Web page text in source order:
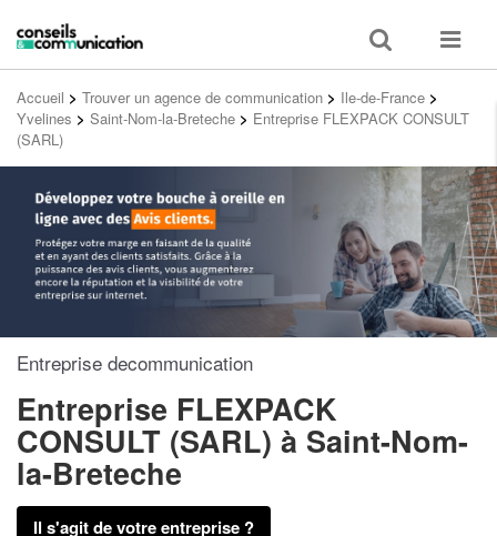
Toggle
search
Toggle
Accueil > Trouver un agence de communication > Ile-de-France >
Yvelines > Saint-Nom-la-Breteche > Entreprise FLEXPACK CONSULT
(SARL)
Entreprise decommunication
Entreprise FLEXPACK
CONSULT (SARL) à Saint-Nom-
la-Breteche
Il s'agit de votre entreprise ?